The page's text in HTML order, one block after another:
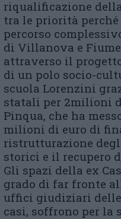
riqualificazione
tra le priorità
percorso
di Villanova e
attraverso il
di un polo socio-
scuola Lorenzini
statali per 2milioni
Pinqua, che ha
milioni di euro di
ristrutturazione
storici e il recupero
Gli spazi della ex
grado di far fronte
uffici giudiziari
casi, soffrono per la